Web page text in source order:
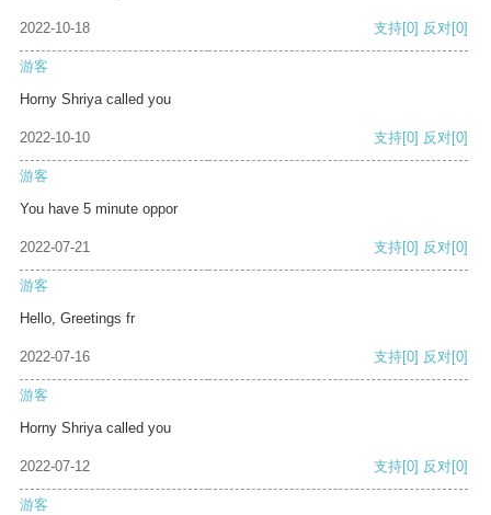
2022-10-18 支持[0] 反对[0]
游客
Horny Shriya called you
2022-10-10 支持[0] 反对[0]
游客
You have 5 minute oppor
2022-07-21 支持[0] 反对[0]
游客
Hello, Greetings fr
2022-07-16 支持[0] 反对[0]
游客
Horny Shriya called you
2022-07-12 支持[0] 反对[0]
游客